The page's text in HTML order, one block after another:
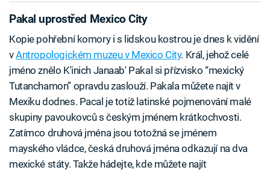
Pakal uprostřed Mexico City
Kopie pohřební komory i s lidskou kostrou je dnes k vidění
vAntropologickém muzeu v Mexico City. Král, jehož celé
jméno znělo K'inich Janaab' Pakal si přízvisko “mexický
Tutanchamon” opravdu zaslouží. Pakala můžete najít v
Mexiku dodnes. Pacal je totiž latinské pojmenování malé
skupiny pavoukovců s českým jménem krátkochvosti.
Zatímco druhová jména jsou totožná se jménem
mayského vládce, česká druhová jména odkazují na dva
mexické státy. Takže hádejte, kde můžete najít